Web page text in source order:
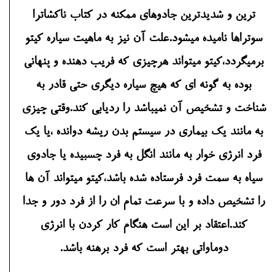
ترین و شدیدترین جادوهای ممکنه در کتاب ناکشاترا
سوتراها نامیده میشود.علت آن نیز به ماهیت سیاره کیتو
برمیگردد،کیتو میتواند هرچیزی که فریب دهنده و پنهانی
بوده به گونه ای که هیچ سیاره دیگری حتی قادر به
شناخت و تشخیص آن نمیباشد را ردیابی کند.وقتی چیزی
به مانند یک بیماری در سیستم بدن ریشه دوانده ،یا یک
فرد انرژی خوار به مانند انگل به فرد چسبیده یا جادوی
سیاه به سمت فرد فرستاده شده باشد،کیتو میتواند آن ها
را تشخیص داده و با سرعت تمام ان را از فرد دور و جدا
کند.اعتقاد بر این است هنگام کار کردن با انرژی
دوماواتی بهتر است که فرد برهنه باشد.